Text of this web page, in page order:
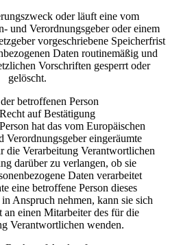
oder läuft eine vom
und Verordnungsgeber oder einem
vorgeschriebene Speicherfrist
Daten routinemäßig und
Vorschriften gesperrt oder
gelöscht.
betroffenen Person
auf Bestätigung
hat das vom Europäischen
Verordnungsgeber eingeräumte
die Verarbeitung Verantwortlichen
darüber zu verlangen, ob sie
Daten verarbeitet
eine betroffene Person dieses
Anspruch nehmen, kann sie sich
an einen Mitarbeiter des für die
Verantwortlichen wenden.